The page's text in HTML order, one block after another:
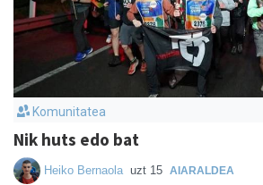
Komunitatea
Nik huts edo bat
Heiko Bernaola uzt 15 AIARALDEA